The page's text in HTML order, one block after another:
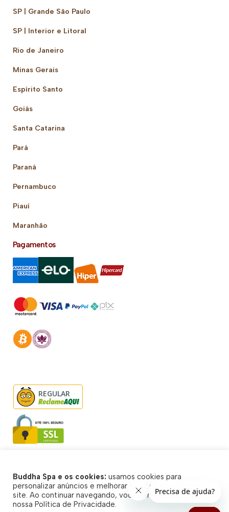
SP | Grande São Paulo
SP | Interior e Litoral
Rio de Janeiro
Minas Gerais
Espírito Santo
Goiás
Santa Catarina
Pará
Paraná
Pernambuco
Piauí
Maranhão
Pagamentos
REGULAR
© Buddha Spa 2026 - Todos direitos reservados
Buddha Spa e os cookies: usamos cookies para
personalizar anúncios e melhorar a sua experiência no
site. Ao continuar navegando, você concorda com a
nossa Política de Privacidade.